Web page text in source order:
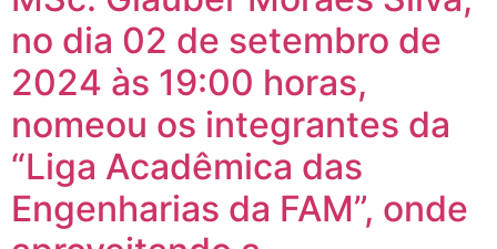
no dia 02 de setembro de
2024 às 19:00 horas,
nomeou os integrantes da
“Liga Acadêmica das
Engenharias da FAM”, onde